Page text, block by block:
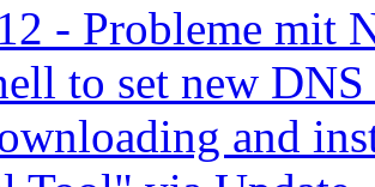
- Probleme mit
to set new
and